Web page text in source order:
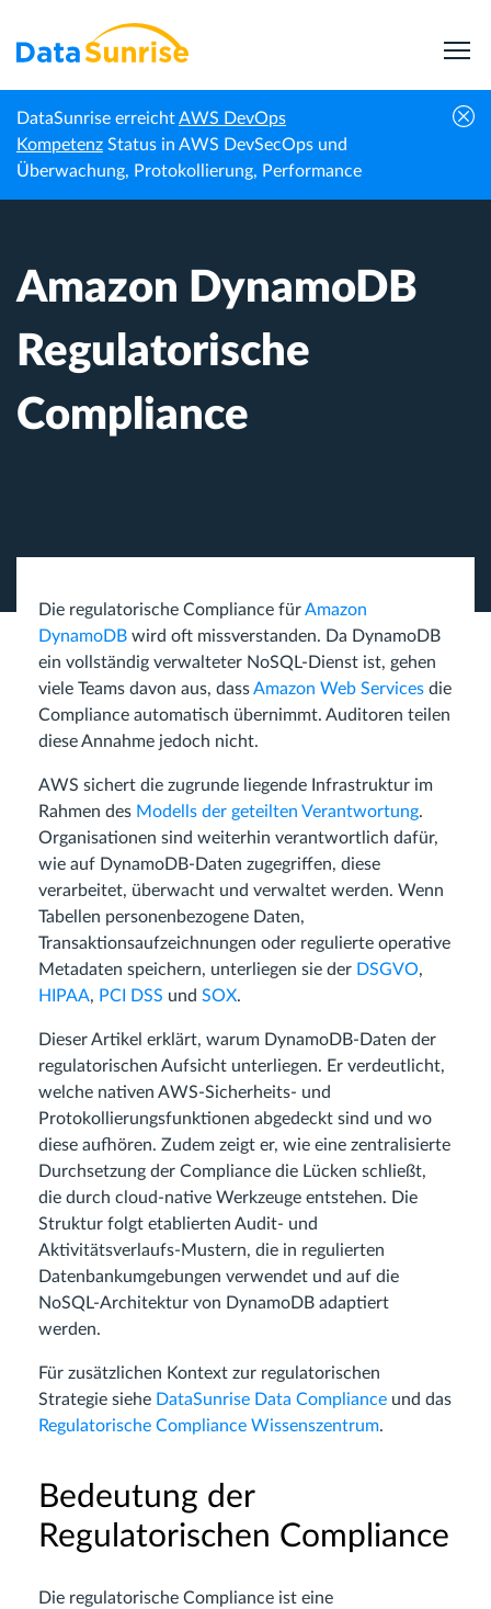
DataSunrise erreichtAWS DevOps
Kompetenz Status in AWS DevSecOps und
Überwachung, Protokollierung, Performance
Startseite Wissenszentrum
Amazon DynamoDB Regulatorische
Compliance
Amazon DynamoDB
Regulatorische
Compliance
Die regulatorische Compliance fürAmazon
DynamoDB wird oft missverstanden. Da DynamoDB
ein vollständig verwalteter NoSQL-Dienst ist, gehen
viele Teams davon aus, dassAmazon Web Services die
Compliance automatisch übernimmt. Auditoren teilen
diese Annahme jedoch nicht.
AWS sichert die zugrunde liegende Infrastruktur im
Rahmen des Modells der geteilten Verantwortung.
Organisationen sind weiterhin verantwortlich dafür,
wie auf DynamoDB-Daten zugegriffen, diese
verarbeitet, überwacht und verwaltet werden. Wenn
Tabellen personenbezogene Daten,
Transaktionsaufzeichnungen oder regulierte operative
Metadaten speichern, unterliegen sie der DSGVO,
HIPAA, PCI DSS und SOX.
Dieser Artikel erklärt, warum DynamoDB-Daten der
regulatorischen Aufsicht unterliegen. Er verdeutlicht,
welche nativen AWS-Sicherheits- und
Protokollierungsfunktionen abgedeckt sind und wo
diese aufhören. Zudem zeigt er, wie eine zentralisierte
Durchsetzung der Compliance die Lücken schließt,
die durch cloud-native Werkzeuge entstehen. Die
Struktur folgt etablierten Audit- und
Aktivitätsverlaufs-Mustern, die in regulierten
Datenbankumgebungen verwendet und auf die
NoSQL-Architektur von DynamoDB adaptiert
werden.
Für zusätzlichen Kontext zur regulatorischen
Strategie siehe DataSunrise Data Compliance und das
Regulatorische Compliance Wissenszentrum.
Bedeutung der
Regulatorischen Compliance
Die regulatorische Compliance ist eine